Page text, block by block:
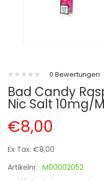
0 Bewertungen
Bad Candy
Nic Salt 10mg/
€8,00
Ex Tax: €8,00
Artikelnr. M00002052